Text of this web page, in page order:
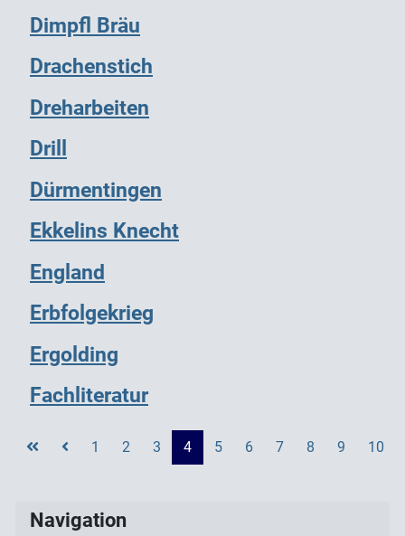
Dimpfl Bräu
Drachenstich
Dreharbeiten
Drill
Dürmentingen
Ekkelins Knecht
England
Erbfolgekrieg
Ergolding
Fachliteratur
Seite 4 von 13
1 2 3 4 5 6 7 8 9 10
Navigation